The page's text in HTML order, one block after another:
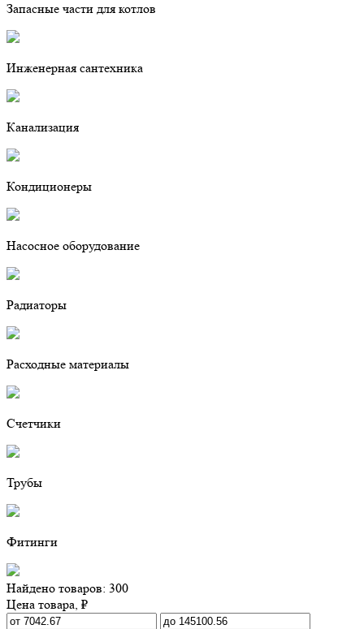
Запасные части для котлов
Инженерная сантехника
Канализация
Кондиционеры
Насосное оборудование
Радиаторы
Расходные материалы
Счетчики
Трубы
Фитинги
Найдено товаров: 300
Цена товара, ₽